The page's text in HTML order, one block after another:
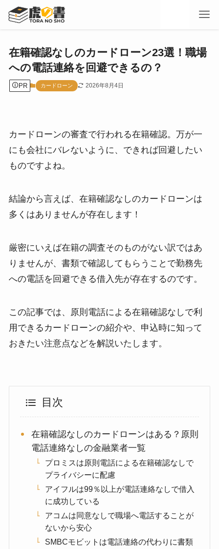
在籍確認なしのカードローン23選！職場
への電話連絡を回避できるの？
PR カードローン 2026年8月4日
カードローンの審査で行われる在籍確認。万が一
にも会社にバレないように、できれば回避したい
ものですよね。
結論から言えば、在籍確認なしのカードローンは
多くはありませんが存在します！
厳密にいえば在籍の調査そのものがない訳ではあ
りませんが、書類で確認してもらうことで勤務先
への電話を回避できる借入先が存在するのです。
この記事では、原則電話による在籍確認なしで利
用できるカードローンの紹介や、申込時に知って
おきたい注意点などを解説いたします。
目次
在籍確認なしのカードローンはある？原則
電話連絡なしの金融業者一覧
プロミスは原則電話による在籍確認なしで
プライバシーに配慮
アイフルは99％以上が電話連絡なしで借入
に成功している
アコムは同意なしで職場へ電話することが
ないから安心
SMBCモビットは電話連絡の代わりに書類